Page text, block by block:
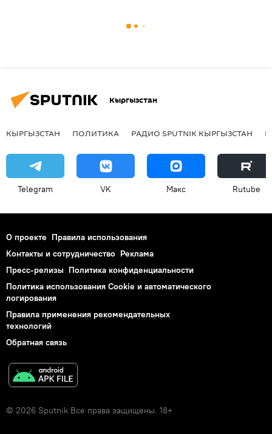
Кыргызстан
КЫРГЫЗСТАН ПОЛИТИКА РАДИО SPUTNIK КЫРГЫЗСТАН
Telegram VK Макс Rutube
О проекте Правила использования
Контакты и сотрудничество Реклама
Пресс-релизы Политика конфиденциальности
Политика использования Cookie и автоматического
логирования
Правила применения рекомендательных
технологий
Обратная связь
© 2026 Sputnik Все права защищены. 18+